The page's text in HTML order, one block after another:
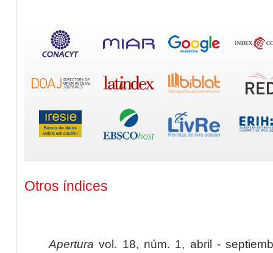
Otros índices
Apertura vol. 18, núm. 1, abril -